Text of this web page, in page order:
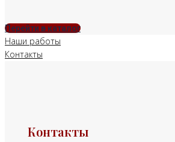
Перейти в каталог
Наши работы
Контакты
Контакты